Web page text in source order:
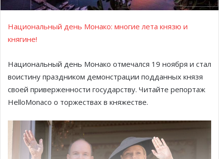
Национальный день Монако: многие лета князю и
княгине!
Национальный день Монако отмечался 19 ноября и стал
воистину праздником демонстрации подданных князя
своей приверженности государству. Читайте репортаж
HelloMonaco о торжествах в княжестве.